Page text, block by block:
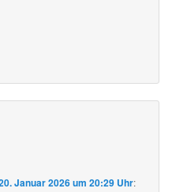
Januar 2026 um 20:29 Uhr: